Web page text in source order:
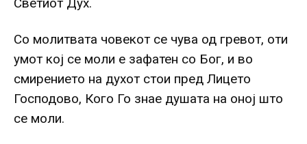
Со молитвата човекот се чува од гревот, оти
умот кој се моли е зафатен со Бог, и во
смирението на духот стои пред Лицето
Господово, Кого Го знае душата на оној што
се моли.